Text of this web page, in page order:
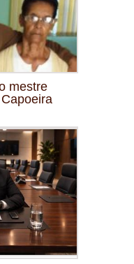
mestre